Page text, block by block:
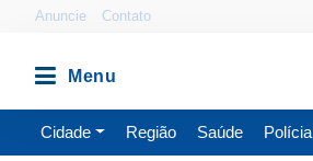
Anuncie Contato
Cidade Região Saúde Polícia